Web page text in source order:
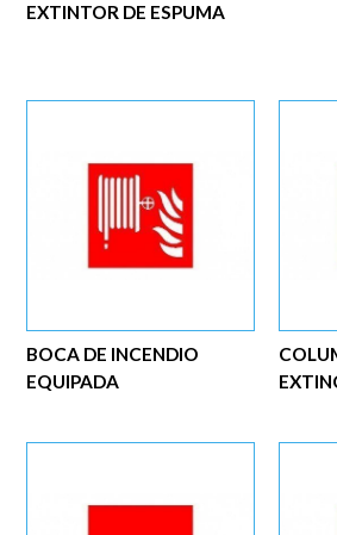
EXTINTOR DE ESPUMA
BOCA DE INCENDIO
EQUIPADA